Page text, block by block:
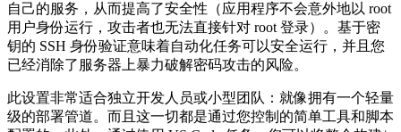
自己的服务，从而提高了安全性（应用程序不会意外地以 root
用户身份运行，攻击者也无法直接针对 root 登录）。基于密
钥的 SSH 身份验证意味着自动化任务可以安全运行，并且您
已经消除了服务器上暴力破解密码攻击的风险。
此设置非常适合独立开发人员或小型团队：就像拥有一个轻量
级的部署管道。而且这一切都是通过您控制的简单工具和脚本